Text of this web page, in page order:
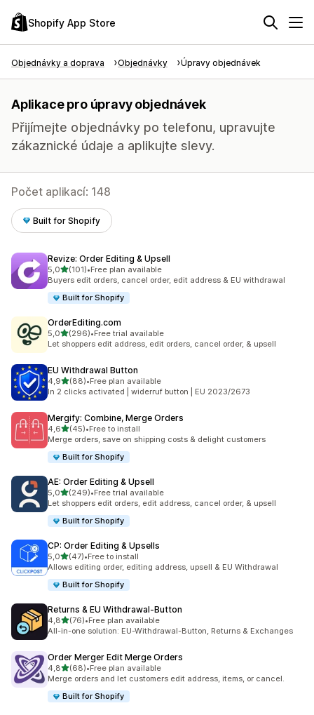
Shopify App Store
Objednávky a doprava Objednávky Úpravy objednávek
Aplikace pro úpravy objednávek
Přijímejte objednávky po telefonu, upravujte
zákaznické údaje a aplikujte slevy.
Počet aplikací: 148
Built for Shopify
Revize: Order Editing & Upsell
5,0z 5 hvězd
(101)
Celkový počet recenzí: 101
•Free plan available
Buyers edit orders, cancel order, edit address & EU withdrawal
Built for Shopify
OrderEditing.com
5,0z 5 hvězd
(296)
Celkový počet recenzí: 296
•Free trial available
Let shoppers edit address, edit orders, cancel order, & upsell
EU Withdrawal Button
4,9z 5 hvězd
(88)
Celkový počet recenzí: 88
•Free plan available
In 2 clicks activated | widerruf button | EU 2023/2673
Mergify: Combine, Merge Orders
4,6z 5 hvězd
(45)
Celkový počet recenzí: 45
•Free to install
Merge orders, save on shipping costs & delight customers
Built for Shopify
AE: Order Editing & Upsell
5,0z 5 hvězd
(249)
Celkový počet recenzí: 249
•Free trial available
Let shoppers edit orders, edit address, cancel order, & upsell
Built for Shopify
CP: Order Editing & Upsells
5,0z 5 hvězd
(47)
Celkový počet recenzí: 47
•Free to install
Allows editing order, editing address, upsell & EU Withdrawal
Built for Shopify
Returns & EU Withdrawal‑Button
4,8z 5 hvězd
(76)
Celkový počet recenzí: 76
•Free plan available
All-in-one solution: EU-Withdrawal-Button, Returns & Exchanges
Order Merger Edit Merge Orders
4,8z 5 hvězd
(68)
Celkový počet recenzí: 68
•Free plan available
Merge orders and let customers edit address, items, or cancel.
Built for Shopify